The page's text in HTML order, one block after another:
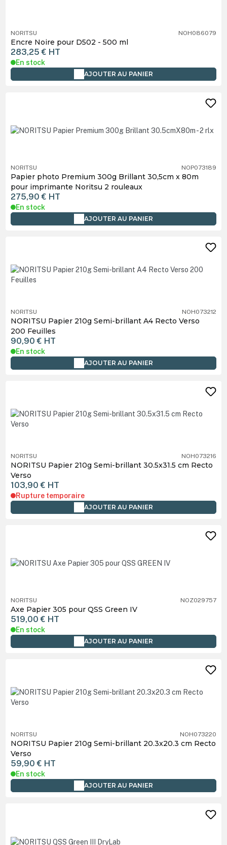
NORITSU NOH086079
Encre Noire pour D502 - 500 ml
283,25 € HT
En stock
AJOUTER AU PANIER
NORITSU NOP073189
Papier photo Premium 300g Brillant 30,5cm x 80m
pour imprimante Noritsu 2 rouleaux
275,90 € HT
En stock
AJOUTER AU PANIER
NORITSU NOH073212
NORITSU Papier 210g Semi-brillant A4 Recto Verso
200 Feuilles
90,90 € HT
En stock
AJOUTER AU PANIER
NORITSU NOH073216
NORITSU Papier 210g Semi-brillant 30.5x31.5 cm Recto
Verso
103,90 € HT
Rupture temporaire
AJOUTER AU PANIER
NORITSU NOZ029757
Axe Papier 305 pour QSS Green IV
519,00 € HT
En stock
AJOUTER AU PANIER
NORITSU NOH073220
NORITSU Papier 210g Semi-brillant 20.3x20.3 cm Recto
Verso
59,90 € HT
En stock
AJOUTER AU PANIER